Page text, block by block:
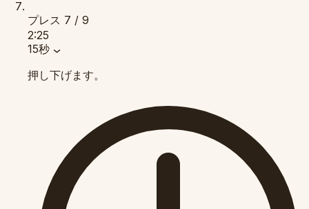
プレス 7 / 9
2:25
15秒
押し下げます。